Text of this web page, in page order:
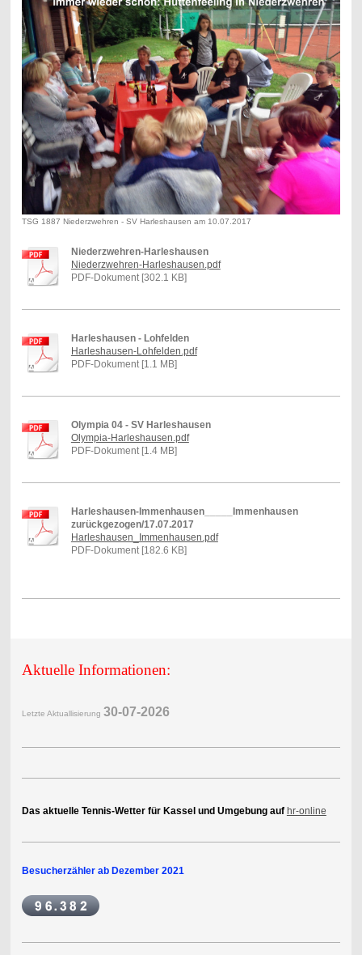
TSG 1887 Niederzwehren - SV Harleshausen am 10.07.2017
Niederzwehren-Harleshausen
Niederzwehren-Harleshausen.pdf
PDF-Dokument [302.1 KB]
Harleshausen - Lohfelden
Harleshausen-Lohfelden.pdf
PDF-Dokument [1.1 MB]
Olympia 04 - SV Harleshausen
Olympia-Harleshausen.pdf
PDF-Dokument [1.4 MB]
Harleshausen-Immenhausen_____Immenhausen
zurückgezogen/17.07.2017
Harleshausen_Immenhausen.pdf
PDF-Dokument [182.6 KB]
Aktuelle Informationen:
Letzte Aktuallisierung 30-07-2026
Das aktuelle Tennis-Wetter für Kassel und Umgebung auf hr-online
Besucherzähler ab Dezember 2021